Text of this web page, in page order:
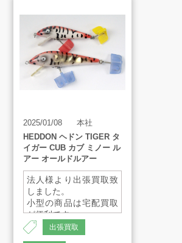
AMESYO MAGAGINE
アート工芸事業部/アメプリ！
プライバシーポリシー
古物営業法に基づく表示
2025/01/08
本社
HEDDON ヘドン TIGER タ
イガー CUB カブ ミノー ル
アー オールドルアー
法人様より出張買取致
しました。
小型の商品は宅配買取
が便利です。
ご気軽にご連絡くださ
いませ。
出張買取